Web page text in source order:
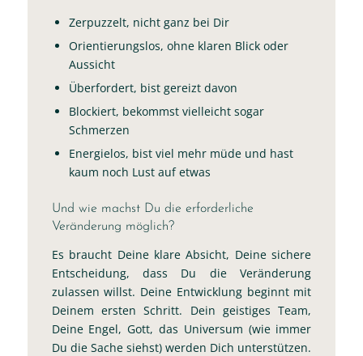
Zerpuzzelt, nicht ganz bei Dir
Orientierungslos, ohne klaren Blick oder
Aussicht
Überfordert, bist gereizt davon
Blockiert, bekommst vielleicht sogar
Schmerzen
Energielos, bist viel mehr müde und hast
kaum noch Lust auf etwas
Und wie machst Du die erforderliche
Veränderung möglich?
Es braucht Deine klare Absicht, Deine sichere
Entscheidung, dass Du die Veränderung
zulassen willst. Deine Entwicklung beginnt mit
Deinem ersten Schritt. Dein geistiges Team,
Deine Engel, Gott, das Universum (wie immer
Du die Sache siehst) werden Dich unterstützen.